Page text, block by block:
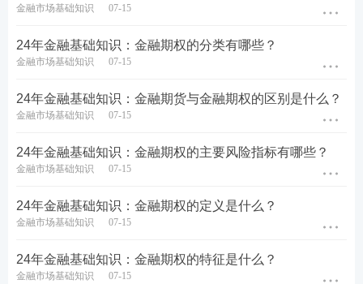
教材精讲班
（学习时长：
试大纲，全面
生牢固夯实基
础。
进入基础阶
段学习>>
（学习时长：
5h/科）
点，掌握真题
2 强化阶段 ：巩固考点，专项突破
（学习时长：
4h/科）
串讲，针对性
金融市场基础知识 07-15
24年金融基础知识：金融期权的分类有哪些？
金融市场基础知识 07-15
24年金融基础知识：金融期货与金融期权的区别是什么？
金融市场基础知识 07-15
24年金融基础知识：金融期权的主要风险指标有哪些？
金融市场基础知识 07-15
24年金融基础知识：金融期权的定义是什么？
金融市场基础知识 07-15
24年金融基础知识：金融期权的特征是什么？
金融市场基础知识 07-15